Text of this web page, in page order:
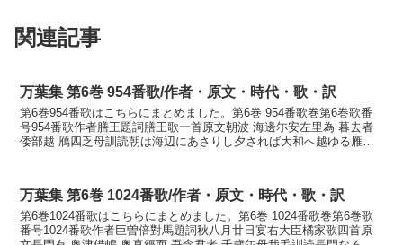
関連記事
万葉集 第6巻 954番歌/作者・原文・時代・歌・訳
第6巻954番歌はこちらにまとめました。第6巻 954番歌巻第6巻歌番
号954番歌作者膳王題詞膳王歌一首原文朝波 海邊尓安左里為 暮去者
倭部越 鴈四乏母訓読朝は海辺にあさりし夕されば大和へ越ゆる雁し
万葉集 第6巻 1024番歌/作者・原文・時代・歌・訳
第6巻1024番歌はこちらにまとめました。第6巻 1024番歌巻第6巻歌
番号1024番歌作者巨曽倍對馬題詞秋八月廿日宴右大臣橘家歌四首原